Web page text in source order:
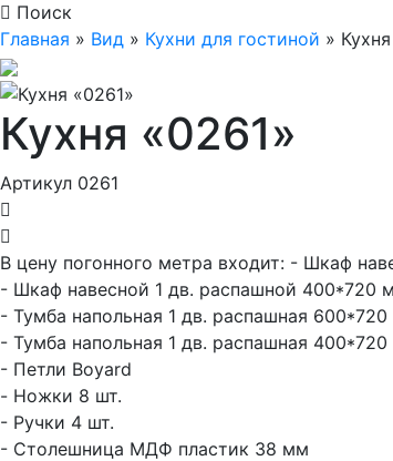
Поиск
Главная » Вид » Кухни для гостиной »
Кухня «0261»
Артикул 0261
В цену погонного метра входит: - Шкаф
- Шкаф навесной 1 дв. распашной 400*720
- Тумба напольная 1 дв. распашная
- Тумба напольная 1 дв. распашная
- Петли Boyard
- Ножки 8 шт.
- Ручки 4 шт.
- Столешница МДФ пластик 38 мм